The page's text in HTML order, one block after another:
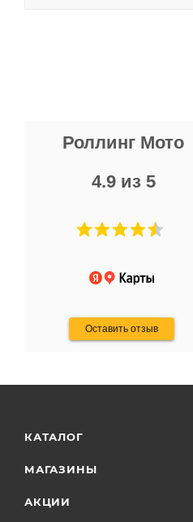
Роллинг Мото
4.9 из 5
Оставить отзыв
Не понравились условия
и дают только на год)
КАТАЛОГ
МАГАЗИНЫ
АКЦИИ